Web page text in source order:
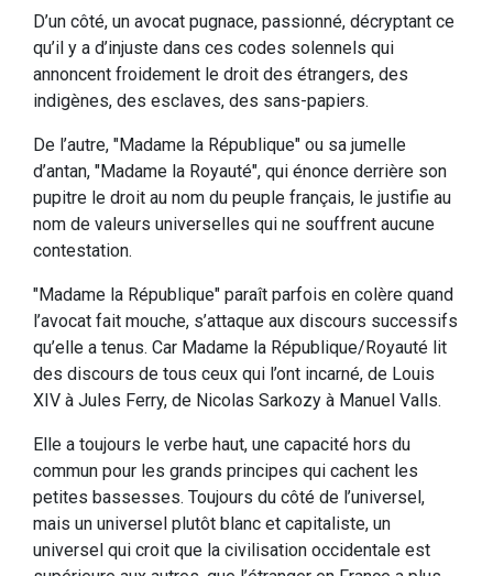
D’un côté, un avocat pugnace, passionné, décryptant ce
qu’il y a d’injuste dans ces codes solennels qui
annoncent froidement le droit des étrangers, des
indigènes, des esclaves, des sans-papiers.
De l’autre, "Madame la République" ou sa jumelle
d’antan, "Madame la Royauté", qui énonce derrière son
pupitre le droit au nom du peuple français, le justifie au
nom de valeurs universelles qui ne souffrent aucune
contestation.
"Madame la République" paraît parfois en colère quand
l’avocat fait mouche, s’attaque aux discours successifs
qu’elle a tenus. Car Madame la République/Royauté lit
des discours de tous ceux qui l’ont incarné, de Louis
XIV à Jules Ferry, de Nicolas Sarkozy à Manuel Valls.
Elle a toujours le verbe haut, une capacité hors du
commun pour les grands principes qui cachent les
petites bassesses. Toujours du côté de l’universel,
mais un universel plutôt blanc et capitaliste, un
universel qui croit que la civilisation occidentale est